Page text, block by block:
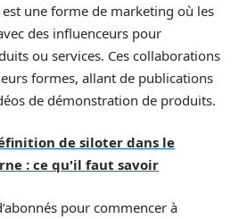
une forme de marketing où les
des influenceurs pour
ou services. Ces collaborations
formes, allant de publications
de démonstration de produits.
de siloter dans le
: ce qu'il faut savoir
pour commencer à